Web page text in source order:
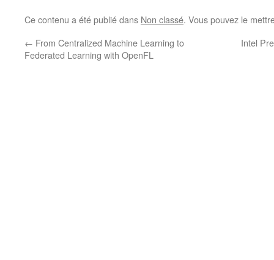
Ce contenu a été publié dans Non classé. Vous pouvez le
← From Centralized Machine Learning to
Federated Learning with OpenFL
Intel